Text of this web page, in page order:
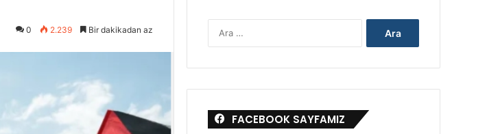
0 2.239 Bir dakikadan az
FACEBOOK SAYFAMIZ